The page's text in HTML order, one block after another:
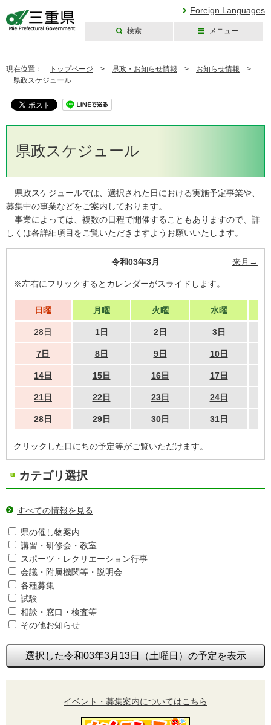
Foreign Languages
検索 メニュー
現在位置： トップページ > 県政・お知らせ情報 > お知らせ情報 >
県政スケジュール
県政スケジュール
県政スケジュールでは、選択された日における実施予定事業や、
募集中の事業などをご案内しております。
事業によっては、複数の日程で開催することもありますので、詳
しくは各詳細項目をご覧いただきますようお願いいたします。
令和03年3月 来月→
※左右にフリックするとカレンダーがスライドします。
日曜 月曜 火曜 水曜
28日 1日 2日 3日
7日 8日 9日 10日
14日 15日 16日 17日
21日 22日 23日 24日
28日 29日 30日 31日
クリックした日にちの予定等がご覧いただけます。
カテゴリ選択
すべての情報を見る
県の催し物案内
講習・研修会・教室
スポーツ・レクリエーション行事
会議・附属機関等・説明会
各種募集
試験
相談・窓口・検査等
その他お知らせ
選択した令和03年3月13日（土曜日）の予定を表示
イベント・募集案内についてはこちら